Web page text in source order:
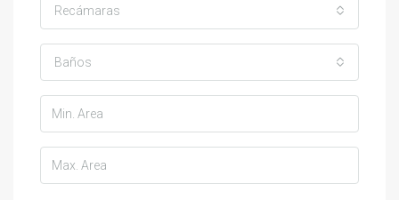
Recámaras
Baños